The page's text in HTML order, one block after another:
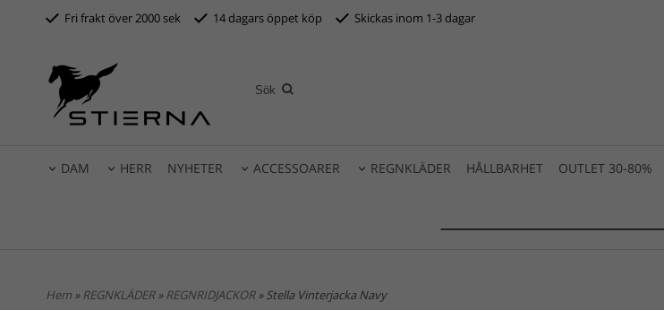
Fri frakt över 2000 sek 14 dagars öppet köp Skickas inom 1-3 dagar
DAM HERR NYHETER ACCESSOARER REGNKLÄDER HÅLLBARHET OUTLET 30-80%
Hem »REGNKLÄDER»REGNRIDJACKOR» Stella Vinterjacka Navy